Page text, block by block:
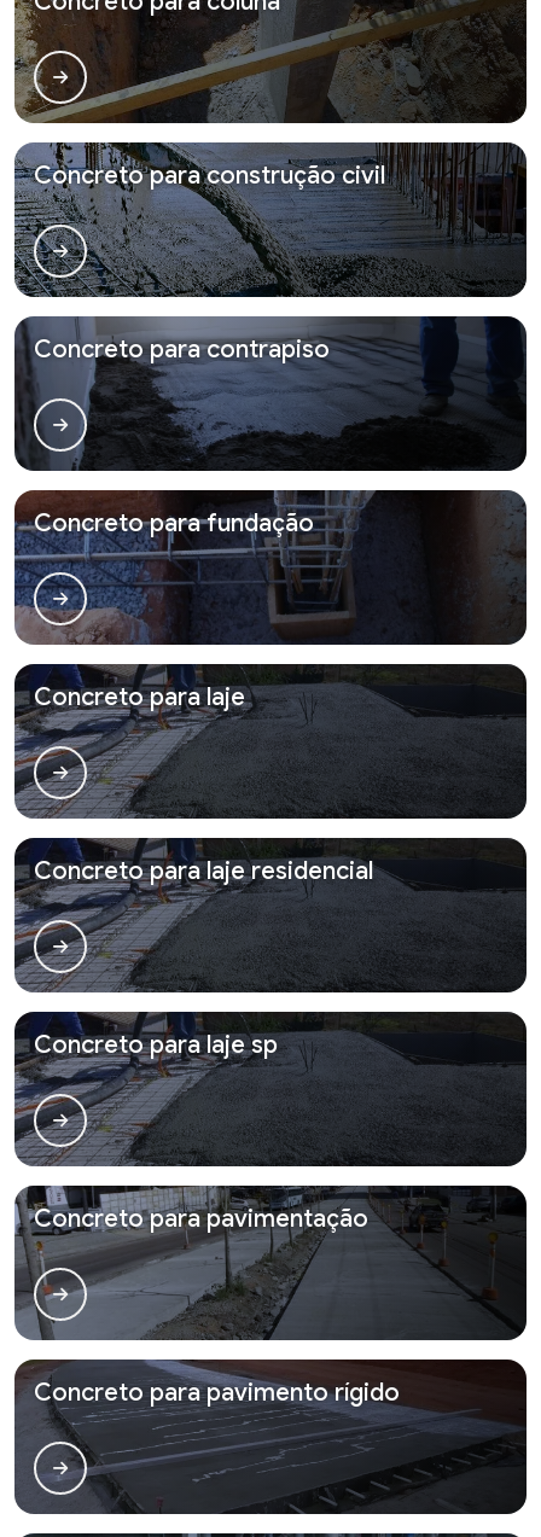
Concreto para construção civil
Concreto para contrapiso
Concreto para fundação
Concreto para laje
Concreto para laje residencial
Concreto para laje sp
Concreto para pavimentação
Concreto para pavimento rígido